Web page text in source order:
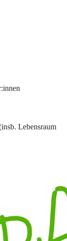
Lebensraum